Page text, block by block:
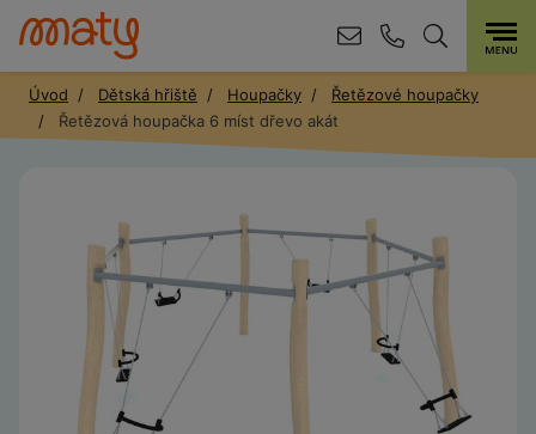
Úvod Dětská hřiště Houpačky
Řetězové houpačky
Řetězová houpačka 6 míst dřevo akát